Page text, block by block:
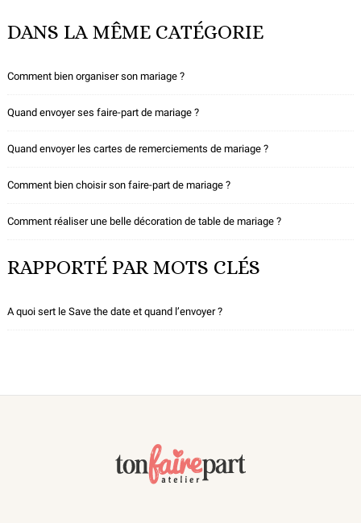
DANS LA MÊME CATÉGORIE
Comment bien organiser son mariage ?
Quand envoyer ses faire-part de mariage ?
Quand envoyer les cartes de remerciements de mariage ?
Comment bien choisir son faire-part de mariage ?
Comment réaliser une belle décoration de table de mariage ?
RAPPORTÉ PAR MOTS CLÉS
A quoi sert le Save the date et quand l’envoyer ?